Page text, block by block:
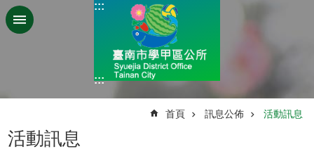
跳到主要內容區塊
:::
:::
首頁 訊息公佈 活動訊息
活動訊息